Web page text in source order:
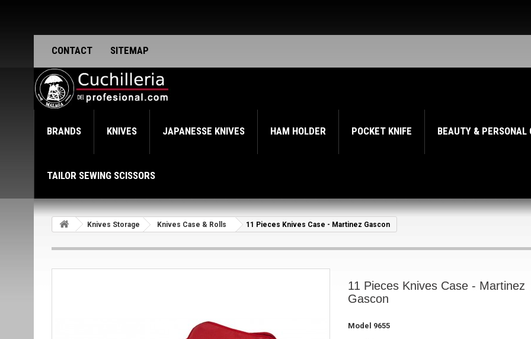
CONTACT SITEMAP
BRANDS KNIVES JAPANESSE KNIVES HAM HOLDER POCKET KNIFE BEAUTY & PERSONAL
TAILOR SEWING SCISSORS
Knives Storage Knives Case & Rolls 11 Pieces Knives Case - Martinez Gascon
11 Pieces Knives Case - Martinez
Gascon
Model 9655